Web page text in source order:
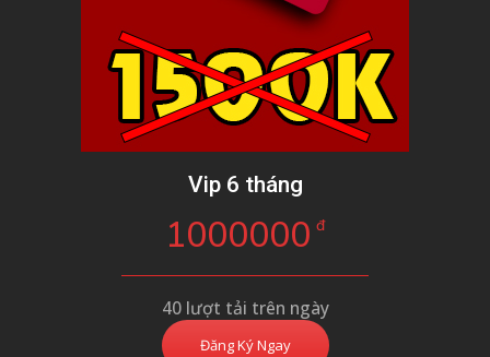
Vip 6 tháng
1000000 đ
40 lượt tải trên ngày
Đăng Ký Ngay